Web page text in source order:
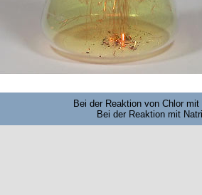
Bei der Reaktion von Chlor
Bei der Reaktion mit